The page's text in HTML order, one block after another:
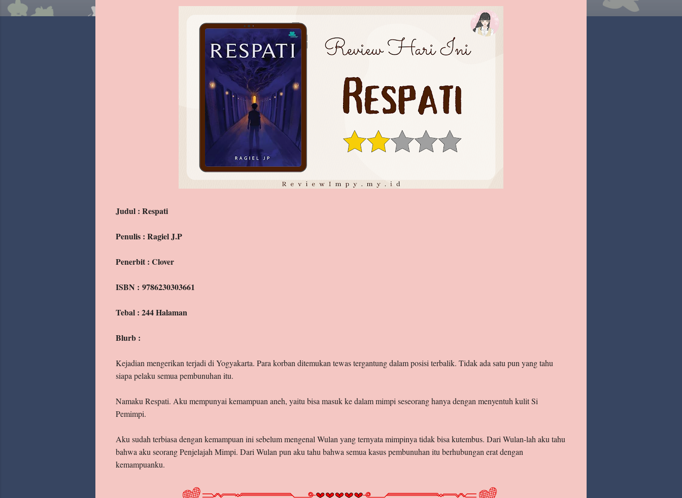
Judul : Respati
Penulis : Ragiel J.P
Penerbit : Clover
ISBN : 9786230303661
Tebal : 244 Halaman
Blurb :
Kejadian mengerikan terjadi di Yogyakarta. Para korban ditemukan tewas tergantung dalam posisi terbalik. Tidak ada satu pun yang tahu
siapa pelaku semua pembunuhan itu.
Namaku Respati. Aku mempunyai kemampuan aneh, yaitu bisa masuk ke dalam mimpi seseorang hanya dengan menyentuh kulit Si
Pemimpi.
Aku sudah terbiasa dengan kemampuan ini sebelum mengenal Wulan yang ternyata mimpinya tidak bisa kutembus. Dari Wulan-lah aku tahu
bahwa aku seorang Penjelajah Mimpi. Dari Wulan pun aku tahu bahwa semua kasus pembunuhan itu berhubungan erat dengan
kemampuanku.